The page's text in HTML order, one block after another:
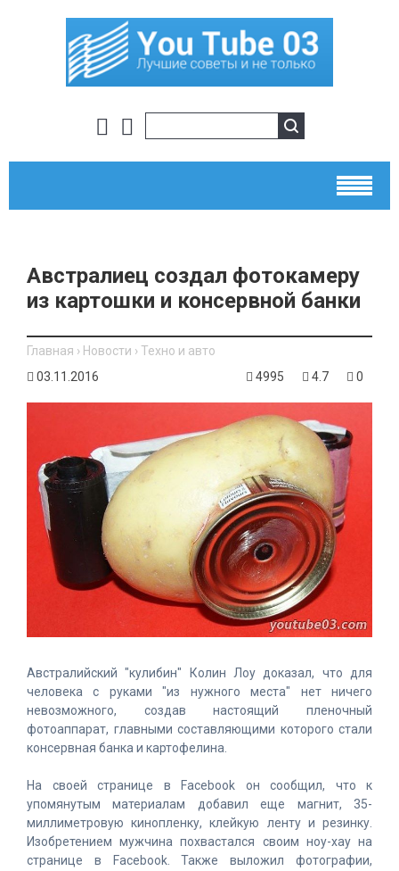
​Австралиец создал фотокамеру
из картошки и консервной банки
Главная › Новости › Техно и авто
03.11.2016
4995 4.7 0
Австралийский "кулибин" Колин Лоу доказал, что для
человека с руками "из нужного места" нет ничего
невозможного, создав настоящий пленочный
фотоаппарат, главными составляющими которого стали
консервная банка и картофелина.
На своей странице в Facebook он сообщил, что к
упомянутым материалам добавил еще магнит, 35-
миллиметровую кинопленку, клейкую ленту и резинку.
Изобретением мужчина похвастался своим ноу-хау на
странице в Facebook. Также выложил фотографии,